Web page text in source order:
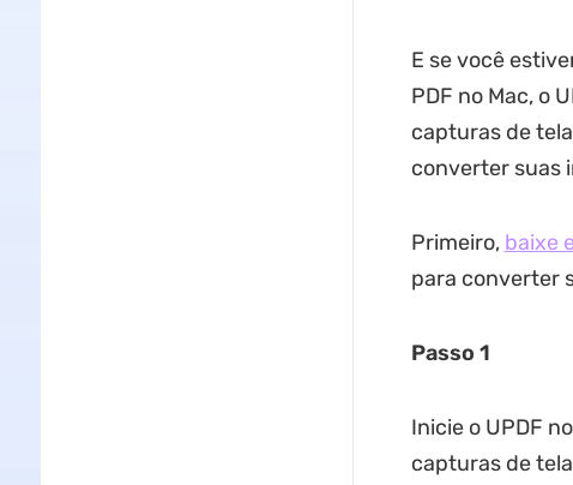
E se você
PDF no Mac, o
capturas de
converter suas
Primeiro, baixe
para converter
Passo 1
Inicie o UPDF
capturas de